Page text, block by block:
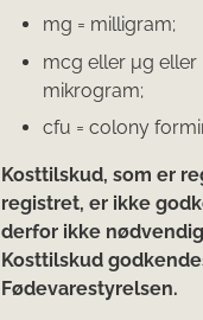
mg = milligram;
mcg eller μg eller
mikrogram;
cfu = colony
Kosttilskud, som er
registret, er ikke
derfor ikke
Kosttilskud
Fødevarestyrelsen.